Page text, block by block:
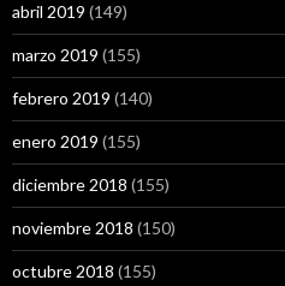
abril 2019 (149)
marzo 2019 (155)
febrero 2019 (140)
enero 2019 (155)
diciembre 2018 (155)
noviembre 2018 (150)
octubre 2018 (155)